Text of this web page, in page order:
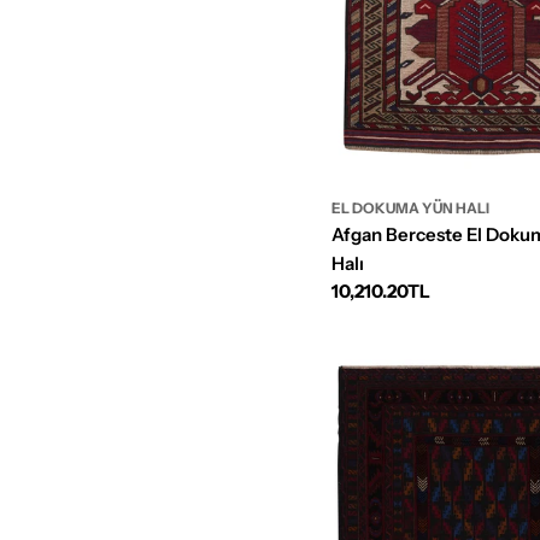
EL DOKUMA YÜN HALI
Afgan Berceste El
Halı
Normal
10,210.20TL